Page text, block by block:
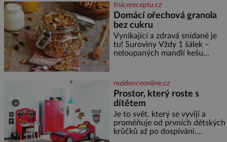
i českého fotbalu v regionech.
Partner
tisicereceptu.cz
Domácí ořechová granola
bez cukru
Vynikající a zdravá snídaně je
tu! Suroviny Vždy 1 šálek –
neloupaných mandlí kešu
semínek dýně rozinek 3 šálky
ovesných vloček 1 lžíce mlet
rezidenceonline.cz
Prostor, který roste s
dítětem
Je to svět, který se vyvíjí a
proměňuje od prvních dětských
krůčků až po dospívání.